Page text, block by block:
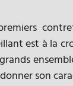
est à la
son